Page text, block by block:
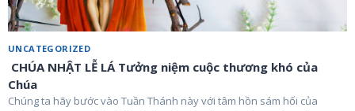
UNCATEGORIZED
CHÚA NHẬT LỄ LÁ Tưởng niệm cuộc thương khó của
Chúa
Chúng ta hãy bước vào Tuần Thánh này với tâm hồn sám hối của